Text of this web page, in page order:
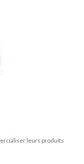
leurs produits